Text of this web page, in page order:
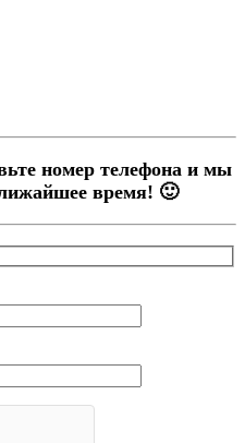
номер телефона и мы
время! 🙂